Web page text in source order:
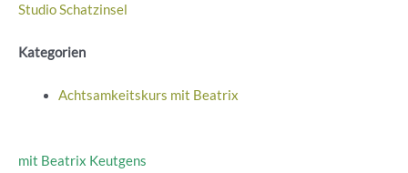
Studio Schatzinsel
Kategorien
Achtsamkeitskurs mit Beatrix
mit Beatrix Keutgens